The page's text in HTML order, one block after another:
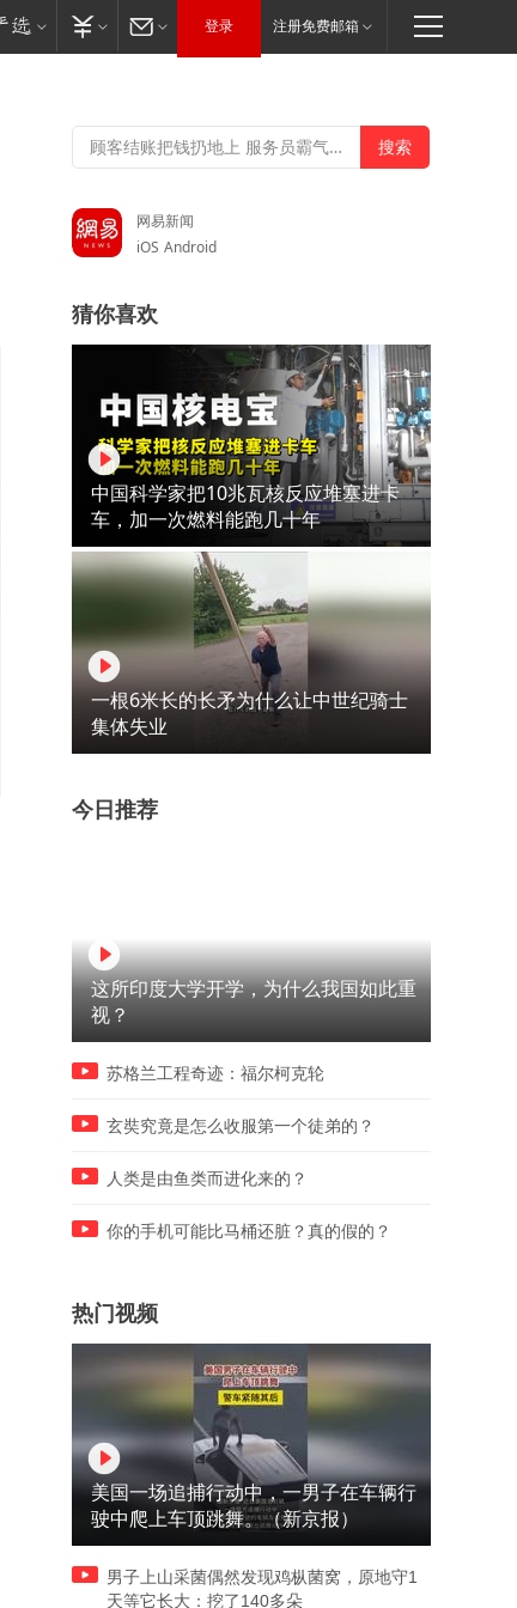
登录 注册免费邮箱
17:53
美军准备地面入侵，施压中方
国两件事
美军太平洋司令再次狂妄威
网易新闻
iOS Android
猜你喜欢
中国科学家把10兆瓦核反应堆塞进卡
车，加一次燃料能跑几十年
一根6米长的长矛为什么让中世纪骑士
集体失业
今日推荐
这所印度大学开学，为什么我国如此重
视？
苏格兰工程奇迹：福尔柯克轮
玄奘究竟是怎么收服第一个徒弟的？
人类是由鱼类而进化来的？
你的手机可能比马桶还脏？真的假的？
热门视频
美国一场追捕行动中，一男子在车辆行
驶中爬上车顶跳舞。（新京报）
男子上山采菌偶然发现鸡枞菌窝，原地守1
天等它长大：挖了140多朵